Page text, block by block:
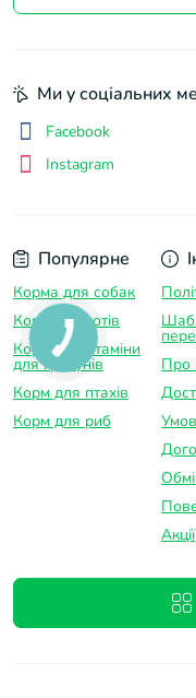
Популярне
Корма для собак
Корм для котів
Корма та вітаміни
для гризунів
Корм для птахів
Корм для риб
Про
Акції
Ми у соціальних
Facebook
Instagram